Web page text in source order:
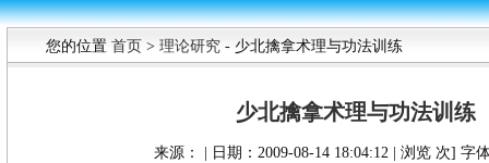
您的位置 首页 > 理论研究 - 少北擒拿术理与功法训练
少北擒拿术理与功法训练
来源： | 日期：2009-08-14 18:04:12 | 浏览 次] 字